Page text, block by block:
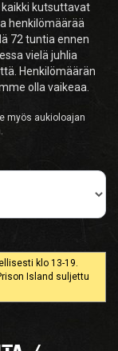
kutsuttavat
henkilömäärää
72 tuntia ennen
vielä juhlia
Henkilömäärän
olla vaikeaa.
myös aukioloajan
klo 13-19.
Island suljettu